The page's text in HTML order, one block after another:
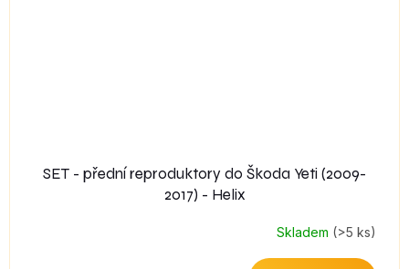
SET - přední reproduktory do Škoda Yeti (2009-
2017) - Helix
Skladem (>5 ks)